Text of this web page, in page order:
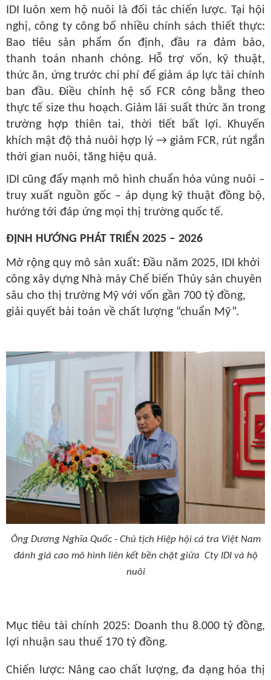
IDI luôn xem hộ nuôi là đối tác chiến lược. Tại hội
nghị, công ty công bố nhiều chính sách thiết thực:
Bao tiêu sản phẩm ổn định, đầu ra đảm bảo,
thanh toán nhanh chóng.
Hỗ trợ vốn, kỹ thuật,
thức ăn, ứng trước chi phí để giảm áp lực tài chính
ban đầu. Điều chỉnh hệ số FCR công bằng theo
thực tế size thu hoạch. Giảm lãi suất thức ăn trong
trường hợp thiên tai, thời tiết bất lợi.
Khuyến
khích mật độ thả nuôi hợp lý → giảm FCR, rút ngắn
thời gian nuôi, tăng hiệu quả.
IDI cũng đẩy mạnh mô hình chuẩn hóa vùng nuôi –
truy xuất nguồn gốc – áp dụng kỹ thuật đồng bộ,
hướng tới đáp ứng mọi thị trường quốc tế.
ĐỊNH HƯỚNG PHÁT TRIỂN 2025 – 2026
Mở rộng quy mô sản xuất: Đầu năm 2025, IDI khởi
công xây dựng Nhà máy Chế biến Thủy sản chuyên
sâu cho thị trường Mỹ với vốn gần 700 tỷ đồng,
giải quyết bài toán về chất lượng “chuẩn Mỹ”.
Ông Dương Nghĩa Quốc - Chủ tịch Hiệp hội cá tra Việt Nam
đánh giá cao mô hình liên kết bền chặt giữa Cty IDI và hộ
nuôi
Mục tiêu tài chính 2025: Doanh thu 8.000 tỷ đồng,
lợi nhuận sau thuế 170 tỷ đồng.
Chiến lược: Nâng cao chất lượng, đa dạng hóa thị